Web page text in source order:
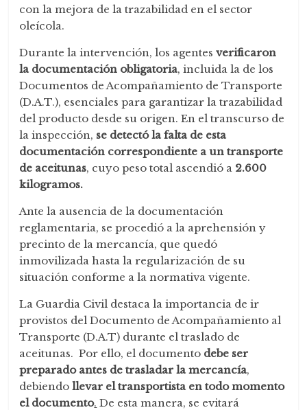
con la mejora de la trazabilidad en el sector
oleícola.
Durante la intervención, los agentesverificaron
la documentación obligatoria, incluida la de los
Documentos de Acompañamiento de Transporte
(D.A.T.), esenciales para garantizar la trazabilidad
del producto desde su origen. En el transcurso de
la inspección, se detectó la falta de esta
documentación correspondiente a un transporte
de aceitunas, cuyo peso total ascendió a 2.600
kilogramos.
Ante la ausencia de la documentación
reglamentaria, se procedió a la aprehensión y
precinto de la mercancía, que quedó
inmovilizada hasta la regularización de su
situación conforme a la normativa vigente.
La Guardia Civil destaca la importancia de ir
provistos del Documento de Acompañamiento al
Transporte (D.A.T) durante el traslado de
aceitunas. Por ello, el documento debe ser
preparado antes de trasladar la mercancía,
debiendollevar el transportista en todo momento
el documento. De esta manera, se evitará